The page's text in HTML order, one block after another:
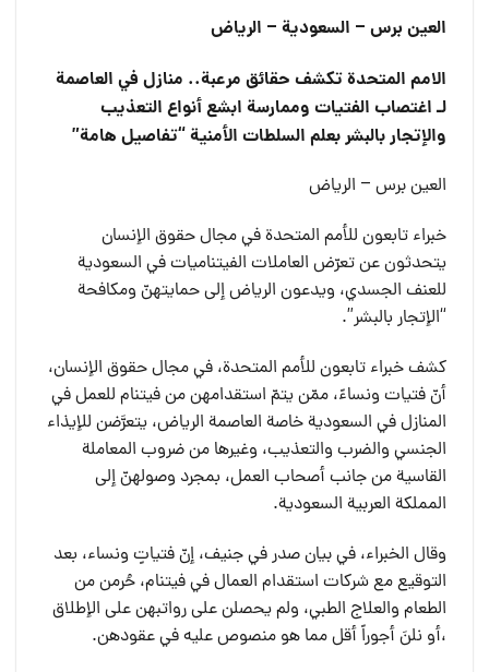
العين برس – السعودية – الرياض
الامم المتحدة تكشف حقائق مرعبة.. منازل في العاصمة
لـ اغتصاب الفتيات وممارسة ابشع أنواع التعذيب
والإتجار بالبشر بعلم السلطات الأمنية “تفاصيل هامة”
العين برس – الرياض
خبراء تابعون للأمم المتحدة في مجال حقوق الإنسان
يتحدثون عن تعرّض العاملات الفيتناميات في السعودية
للعنف الجسدي، ويدعون الرياض إلى حمايتهنّ ومكافحة
“الإتجار بالبشر”.
كشف خبراء تابعون للأمم المتحدة، في مجال حقوق الإنسان،
أنّ فتيات ونساءً، ممّن يتمّ استقدامهن من فيتنام للعمل في
المنازل في السعودية خاصة العاصمة الرياض، يتعرَّضن للإيذاء
الجنسي والضرب والتعذيب، وغيرها من ضروب المعاملة
القاسية من جانب أصحاب العمل، بمجرد وصولهنّ إلى
المملكة العربية السعودية.
وقال الخبراء، في بيان صدر في جنيف، إنّ فتياتٍ ونساء، بعد
التوقيع مع شركات استقدام العمال في فيتنام، حُرمن من
الطعام والعلاج الطبي، ولم يحصلن على رواتبهن على الإطلاق
،أو نلنَ أجوراً أقل مما هو منصوص عليه في عقودهن.